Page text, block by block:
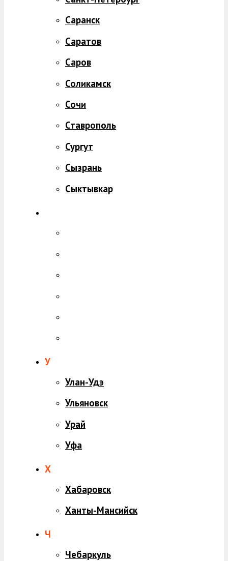
Саранск
Саратов
Саров
Соликамск
Сочи
Ставрополь
Сургут
Сызрань
Сыктывкар
У
Улан-Удэ
Ульяновск
Урай
Уфа
Х
Хабаровск
Ханты-Мансийск
Ч
Чебаркуль